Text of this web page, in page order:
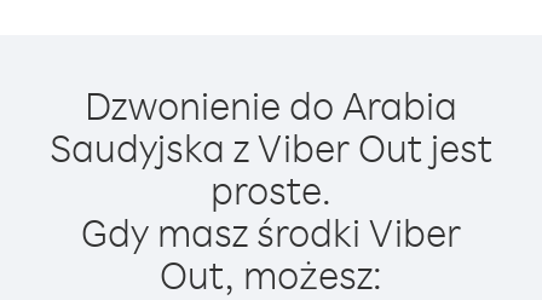
Dzwonienie do Arabia
Saudyjska z Viber Out jest
proste.
Gdy masz środki Viber
Out, możesz: